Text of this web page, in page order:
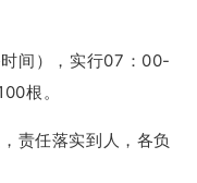
间），实行07：00-
根。
责任落实到人，各负